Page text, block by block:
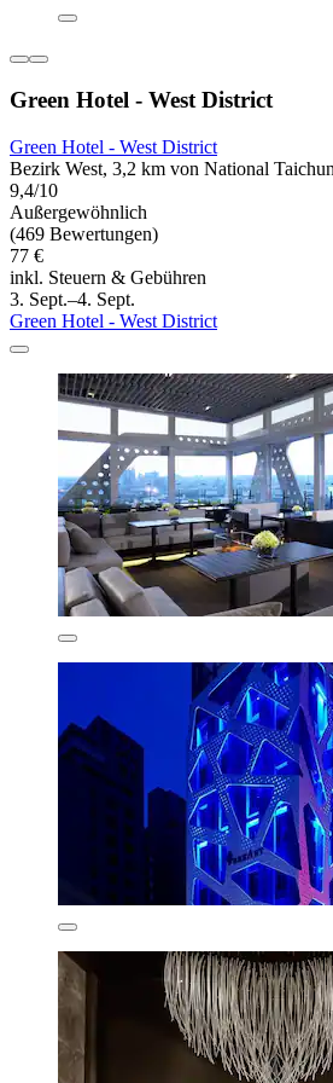
Green Hotel - West District
Green Hotel - West District
Bezirk West, 3,2 km von National
9,4/10
Außergewöhnlich
(469 Bewertungen)
77 €
inkl. Steuern & Gebühren
3. Sept.–4. Sept.
Green Hotel - West District